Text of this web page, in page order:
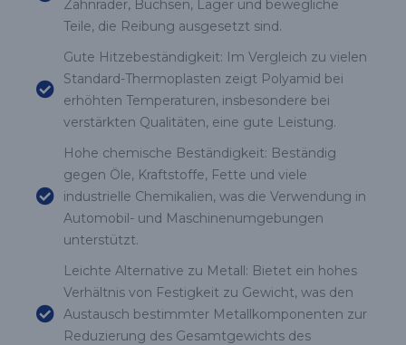
Zahnräder, Buchsen, Lager und bewegliche
Teile, die Reibung ausgesetzt sind.
Gute Hitzebeständigkeit: Im Vergleich zu vielen
Standard-Thermoplasten zeigt Polyamid bei
erhöhten Temperaturen, insbesondere bei
verstärkten Qualitäten, eine gute Leistung.
Hohe chemische Beständigkeit: Beständig
gegen Öle, Kraftstoffe, Fette und viele
industrielle Chemikalien, was die Verwendung in
Automobil- und Maschinenumgebungen
unterstützt.
Leichte Alternative zu Metall: Bietet ein hohes
Verhältnis von Festigkeit zu Gewicht, was den
Austausch bestimmter Metallkomponenten zur
Reduzierung des Gesamtgewichts des